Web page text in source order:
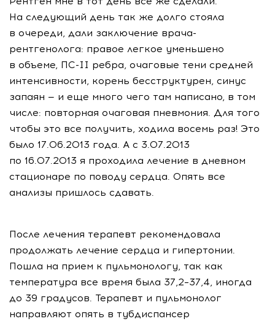
На следующий день так же долго стояла
в очереди, дали заключение врача-
рентгенолога: правое легкое уменьшено
в объеме, ПС-II ребра, очаговые тени средней
интенсивности, корень бесструктурен, синус
запаян — и еще много чего там написано, в том
числе: повторная очаговая пневмония. Для того
чтобы это все получить, ходила восемь раз! Это
было 17.06.2013 года. А с 3.07.2013
по 16.07.2013 я проходила лечение в дневном
стационаре по поводу сердца. Опять все
анализы пришлось сдавать.
После лечения терапевт рекомендовала
продолжать лечение сердца и гипертонии.
Пошла на прием к пульмонологу, так как
температура все время была 37,2–37,4, иногда
до 39 градусов. Терапевт и пульмонолог
направляют опять в тубдиспансер